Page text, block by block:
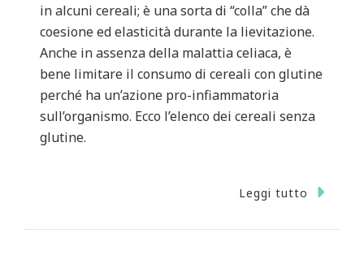
in alcuni cereali; è una sorta di “colla” che dà
coesione ed elasticità durante la lievitazione.
Anche in assenza della malattia celiaca, è
bene limitare il consumo di cereali con glutine
perché ha un’azione pro-infiammatoria
sull’organismo. Ecco l’elenco dei cereali senza
glutine.
Leggi tutto